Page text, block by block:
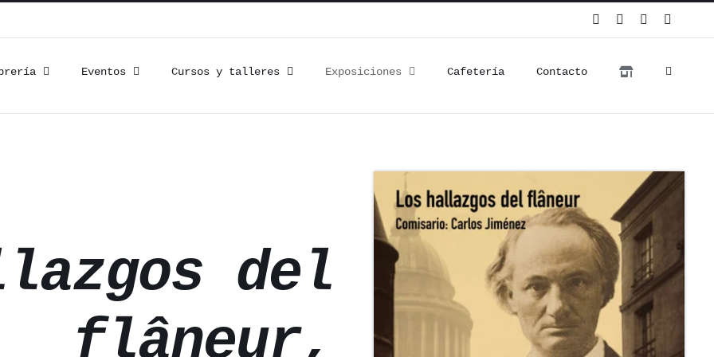
InstagramFacebook
Twitter
Eventos Cursos y talleres Exposiciones Cafetería Contacto
del
flâneur,